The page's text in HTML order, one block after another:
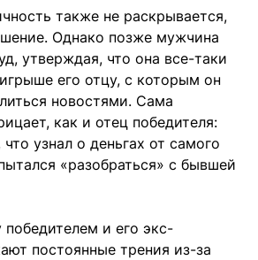
также не раскрывается,
Однако позже мужчина
утверждая, что она все-таки
его отцу, с которым он
новостями. Сама
как и отец победителя:
узнал о деньгах от самого
«разобраться» с бывшей
и его экс-
постоянные трения из-за